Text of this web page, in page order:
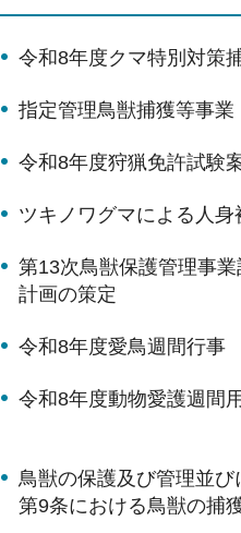
令和8年度クマ特別対策
指定管理鳥獣捕獲等事業
令和8年度狩猟免許試験
ツキノワグマによる人身
第13次鳥獣保護管理事
計画の策定
令和8年度愛鳥週間行事
令和8年度動物愛護週間
鳥獣の保護及び管理並
第9条における鳥獣の捕